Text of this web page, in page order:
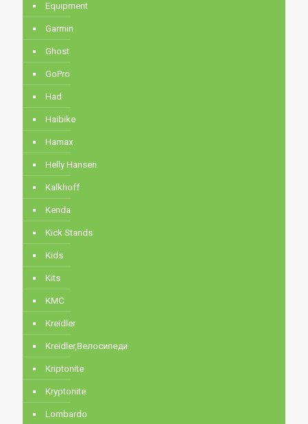
Equipment
Garmin
Ghost
GoPro
Had
Haibike
Hamax
Helly Hansen
Kalkhoff
Kenda
Kick Stands
Kids
Kits
KMC
Kreidler
Kreidler,Велосипеди
Kriptonite
Kryptonite
Lombardo